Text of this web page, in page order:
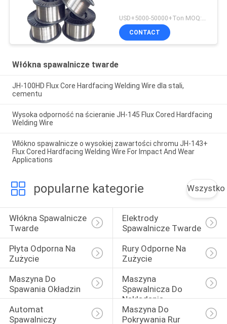
CONTACT
Włókna spawalnicze twarde
JH-100HD Flux Core Hardfacing Welding Wire dla stali,
cementu
Wysoka odporność na ścieranie JH-145 Flux Cored Hardfacing
Welding Wire
Włókno spawalnicze o wysokiej zawartości chromu JH-143+
Flux Cored Hardfacing Welding Wire For Impact And Wear
Applications
popularne kategorie Wszystko
Włókna Spawalnicze
Twarde
Elektrody
Spawalnicze Twarde
Płyta Odporna Na
Zużycie
Rury Odporne Na
Zużycie
Maszyna Do
Spawania Okładzin
Maszyna
Spawalnicza Do
Nakładania
Automat
Spawalniczy
Maszyna Do
Pokrywania Rur